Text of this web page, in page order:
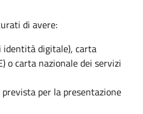
di avere:
identità digitale), carta
o carta nazionale dei servizi
per la presentazione